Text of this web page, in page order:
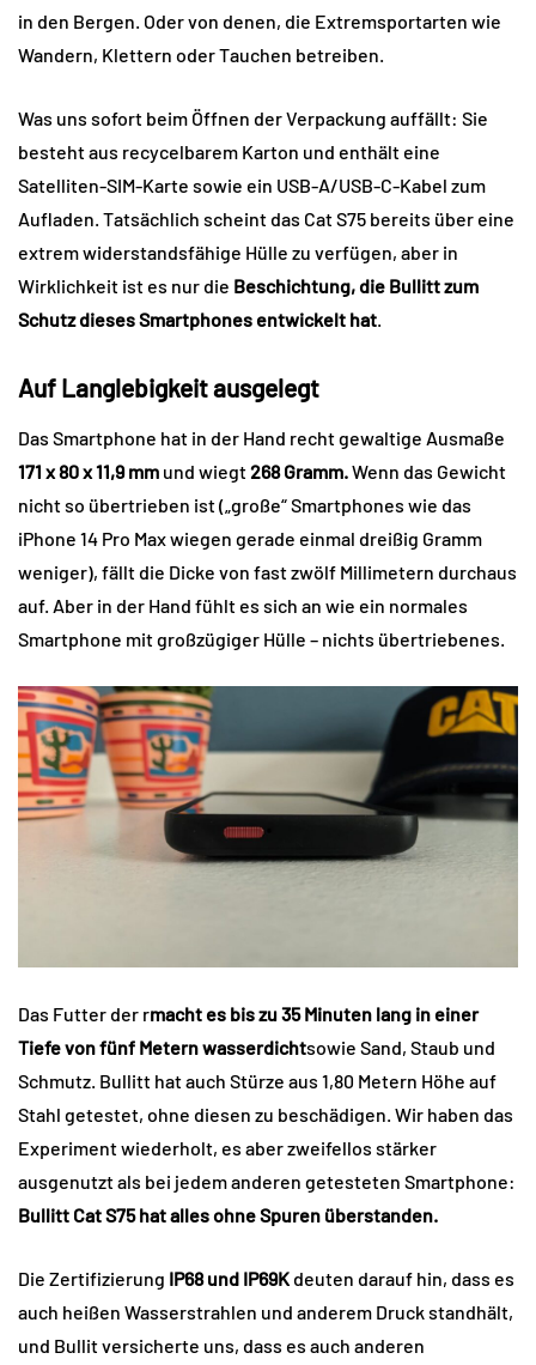
in den Bergen. Oder von denen, die Extremsportarten wie
Wandern, Klettern oder Tauchen betreiben.
Was uns sofort beim Öffnen der Verpackung auffällt: Sie
besteht aus recycelbarem Karton und enthält eine
Satelliten-SIM-Karte sowie ein USB-A/USB-C-Kabel zum
Aufladen. Tatsächlich scheint das Cat S75 bereits über eine
extrem widerstandsfähige Hülle zu verfügen, aber in
Wirklichkeit ist es nur die Beschichtung, die Bullitt zum
Schutz dieses Smartphones entwickelt hat
Auf Langlebigkeit ausgelegt
Das Smartphone hat in der Hand recht gewaltige Ausmaße
171 x 80 x 11,9 mm und wiegt268 Gramm.Wenn das Gewicht
nicht so übertrieben ist („große“ Smartphones wie das
iPhone 14 Pro Max wiegen gerade einmal dreißig Gramm
weniger), fällt die Dicke von fast zwölf Millimetern durchaus
auf. Aber in der Hand fühlt es sich an wie ein normales
Smartphone mit großzügiger Hülle – nichts übertriebenes.
Das Futter der rmacht es bis zu 35 Minuten lang in einer
Tiefe von fünf Metern wasserdichtsowie Sand, Staub und
Schmutz. Bullitt hat auch Stürze aus 1,80 Metern Höhe auf
Stahl getestet, ohne diesen zu beschädigen. Wir haben das
Experiment wiederholt, es aber zweifellos stärker
ausgenutzt als bei jedem anderen getesteten Smartphone:
Bullitt Cat S75 hat alles ohne Spuren überstanden.
Die Zertifizierung IP68 und IP69K deuten darauf hin, dass es
auch heißen Wasserstrahlen und anderem Druck standhält,
und Bullit versicherte uns, dass es auch anderen